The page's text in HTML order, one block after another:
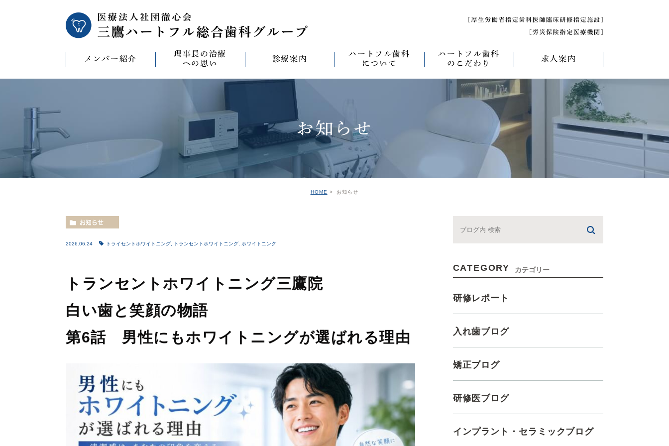
メンバー紹介
理事長の治療
への思い
CAD/CAM（オールセラミック治
療）への思い
バイコンインプラントへの思い
マウスピース型矯正装置（イン
ビザライン）への思い
診療案内
診療案内一覧
セラミック治療 ワンデイジルコニア治療
無菌化根管治療 予防・メンテナンス
インプラント オールオン4
ホワイトニング
ハートフル歯科
について
ハートフルの治療
院内設備
ハートフル歯科
グループ院の案内
ハートフル歯科
のこだわり
なるべく痛くない治療
なるべく削らない治療
なるべく抜かない治療
なるべく短期間の治療
滅菌管理について
求人案内
求人募集について
研修医募集
お知らせ
HOME お知らせ
お知らせ
2026.06.24 トライセントホワイトニング トランセントホワイトニング ホワイトニング
トランセントホワイトニング三鷹院
白い歯と笑顔の物語
第6話 男性にもホワイトニングが選ばれる理由
CATEGORY カテゴリー
研修レポート
入れ歯ブログ
矯正ブログ
研修医ブログ
インプラント・セラミックブログ